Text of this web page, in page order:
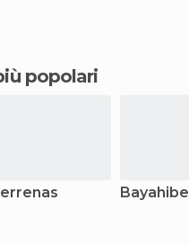
popolari
Bayahibe